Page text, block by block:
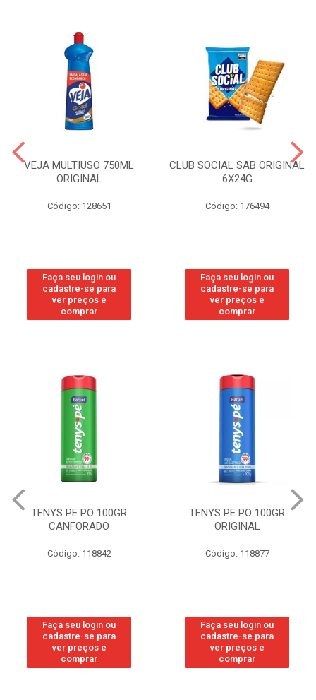
VEJA MULTIUSO 750ML
ORIGINAL
Código: 128651
Faça seu login ou
cadastre-se para
ver preços e
comprar
CLUB SOCIAL SAB ORIGINAL
6X24G
Código: 176494
Faça seu login ou
cadastre-se para
ver preços e
comprar
TENYS PE PO 100GR
CANFORADO
Código: 118842
Faça seu login ou
cadastre-se para
ver preços e
comprar
TENYS PE PO 100GR
ORIGINAL
Código: 118877
Faça seu login ou
cadastre-se para
ver preços e
comprar